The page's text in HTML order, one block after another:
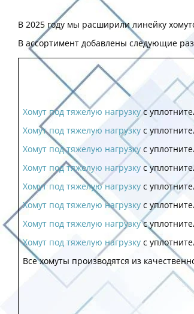
В 2025 году мы расширили линейку
В ассортимент добавлены следующие
Хомут под тяжелую нагрузку с
Хомут под тяжелую нагрузку с
Хомут под тяжелую нагрузку с
Хомут под тяжелую нагрузку с
Хомут под тяжелую нагрузку с
Хомут под тяжелую нагрузку с
Хомут под тяжелую нагрузкус
Хомут под тяжелую нагрузку с
Все хомуты производятся из